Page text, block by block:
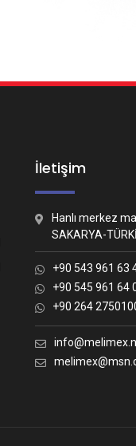
İletişim
Hanlı merkez
SAKARYA-
+90 543 961 63
+90 545 961 64
+90 264